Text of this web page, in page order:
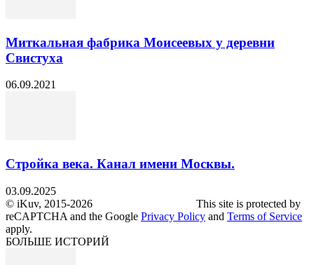
Миткальная фабрика Моисеевых у деревни
Свистуха
06.09.2021
Стройка века. Канал имени Москвы.
03.09.2025
© iKuv, 2015-2026 This site is protected by
reCAPTCHA and the Google Privacy Policy and Terms of Service
apply.
БОЛЬШЕ ИСТОРИЙ